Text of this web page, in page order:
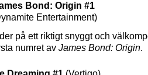
Bond: Origin #1
Entertainment)
på ett riktigt snyggt och
numret av James Bond: Origin.